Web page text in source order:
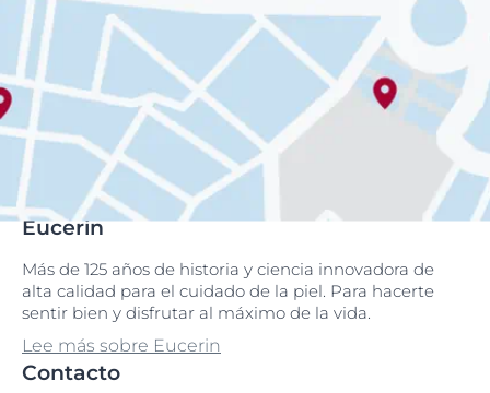
Eucerin
Más de 125 años de historia y ciencia innovadora de
alta calidad para el cuidado de la piel. Para hacerte
sentir bien y disfrutar al máximo de la vida.
Lee más sobre Eucerin
Contacto